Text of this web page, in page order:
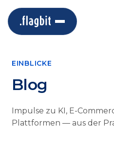
EINBLICKE
Blog
Impulse zu KI, E-
Plattformen — aus der